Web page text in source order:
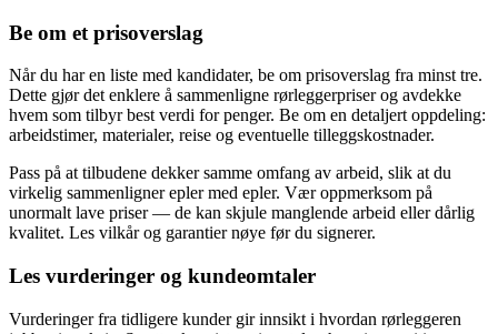
Be om et prisoverslag
Når du har en liste med kandidater, be om prisoverslag fra minst tre.
Dette gjør det enklere å sammenligne rørleggerpriser og avdekke
hvem som tilbyr best verdi for penger. Be om en detaljert oppdeling:
arbeidstimer, materialer, reise og eventuelle tilleggskostnader.
Pass på at tilbudene dekker samme omfang av arbeid, slik at du
virkelig sammenligner epler med epler. Vær oppmerksom på
unormalt lave priser — de kan skjule manglende arbeid eller dårlig
kvalitet. Les vilkår og garantier nøye før du signerer.
Les vurderinger og kundeomtaler
Vurderinger fra tidligere kunder gir innsikt i hvordan rørleggeren